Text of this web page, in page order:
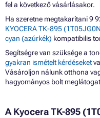
fel a következő vásárlásakor.
Ha szeretne megtakarítani 9
KYOCERA TK-895
cyan (azúrkék) kompatibilis
Segítségre van szüksége a
gyakran ismételt kérdéseket
Vásároljon nálunk otthona
hagyományos bolt
A Kyocera TK-895